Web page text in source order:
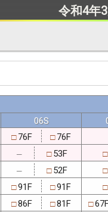
令和4年
06S
□76F □ 76F
─ □ 53F □
─ □ 52F □
□91F □91F □
□86F □81F □